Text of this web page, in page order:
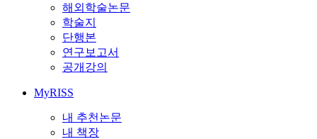
해외학술논문
학술지
단행본
연구보고서
공개강의
MyRISS
내 추천논문
내 책장